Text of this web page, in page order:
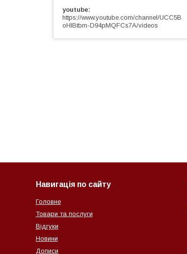
youtube
https://www.youtube.com/channel/UCC5B
oHlBtbm-D94pMQFCs7A/videos
Навигація по сайту
Головне
Товари та послуги
Відгуки
Новини
Дописи